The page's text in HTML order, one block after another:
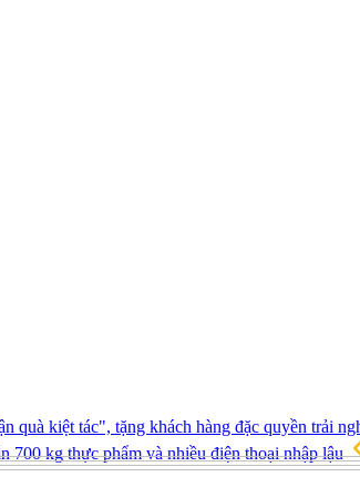
quà kiệt tác", tặng khách hàng đặc quyền trải
700 kg thực phẩm và nhiều điện thoại nhập lậu